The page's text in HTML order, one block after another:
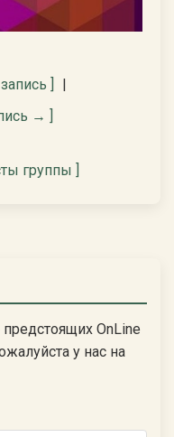
]
→ ]
группы ]
OnLine
у нас на